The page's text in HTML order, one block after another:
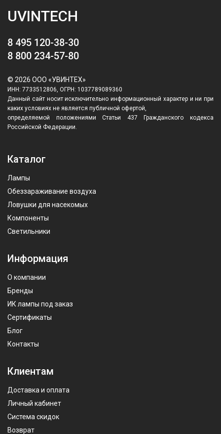
UVINTECH
8 495 120-38-30
8 800 234-57-80
© 2026 ООО «УВИНТЕХ»
ИНН: 7733512806, ОГРН: 1037789089360
Данный сайт носит исключительно информационный характер и ни при
каких условиях не является публичной офертой,
определяемой положениями Статьи 437 Гражданского кодекса
Российской Федерации.
Каталог
Лампы
Обеззараживание воздуха
Ловушки для насекомых
Компоненты
Светильники
Информация
О компании
Бренды
ИК лампы под заказ
Сертификаты
Блог
Контакты
Клиентам
Доставка и оплата
Личный кабинет
Система скидок
Возврат